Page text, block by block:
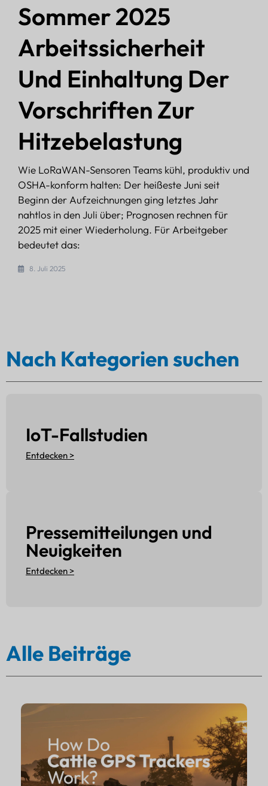
Sommer 2025
Arbeitssicherheit
Und Einhaltung Der
Vorschriften Zur
Hitzebelastung
Wie LoRaWAN-Sensoren Teams kühl, produktiv und
OSHA-konform halten: Der heißeste Juni seit
Beginn der Aufzeichnungen ging letztes Jahr
nahtlos in den Juli über; Prognosen rechnen für
2025 mit einer Wiederholung. Für Arbeitgeber
bedeutet das:
8. Juli 2025
Nach Kategorien suchen
IoT-Fallstudien
Entdecken >
Pressemitteilungen und
Neuigkeiten
Entdecken >
Alle Beiträge